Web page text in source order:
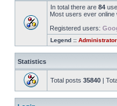
In total there are 84
Most users ever online
Registered users:
Legend ::
Statistics
Total posts 35840 |